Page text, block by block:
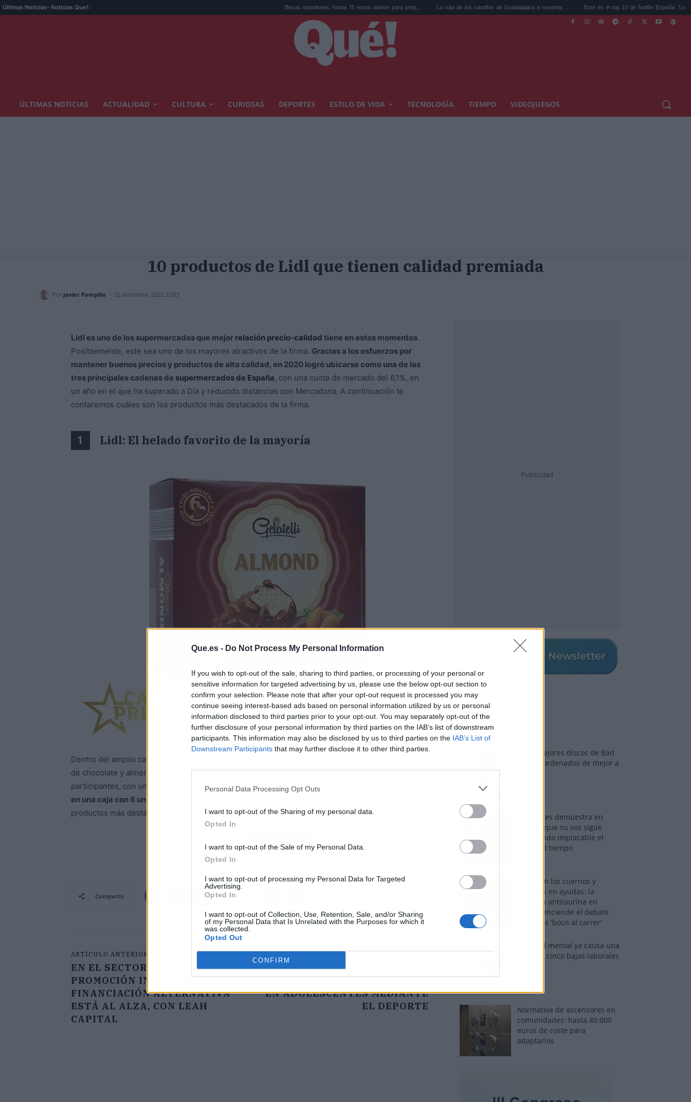
Que.es - Do Not Process My Personal Information
If you wish to opt-out of the sale, sharing to third parties, or processing of your personal or
sensitive information for targeted advertising by us, please use the below opt-out section to
confirm your selection. Please note that after your opt-out request is processed you may
continue seeing interest-based ads based on personal information utilized by us or personal
information disclosed to third parties prior to your opt-out. You may separately opt-out of the
further disclosure of your personal information by third parties on the IAB’s list of downstream
participants. This information may also be disclosed by us to third parties on the IAB’s List of
Downstream Participants that may further disclose it to other third parties.
Personal Data Processing Opt Outs
I want to opt-out of the Sharing of my personal data.
Opted In
I want to opt-out of the Sale of my Personal Data.
Opted In
I want to opt-out of processing my Personal Data for Targeted
Advertising.
Opted In
I want to opt-out of Collection, Use, Retention, Sale, and/or Sharing
of my Personal Data that Is Unrelated with the Purposes for which it
was collected.
Opted Out
CONFIRM
Últimas Noticias- Noticias Que!: Becas opositores: hasta 75 euros diarios para prep... La ruta de los castillos de Guadalajara a noventa ... Este es el top 10 de Netflix España: 'Los creyente...
ÚLTIMAS NOTICIAS ACTUALIDAD CULTURA CURIOSAS DEPORTES ESTILO DE VIDA TECNOLOGÍA TIEMPO VIDEOJUEGOS
10 productos de Lidl que tienen calidad premiada
Por Javier Pompilio - 22 diciembre, 2022 22:03
Lidl es uno de los supermercados que mejor relación precio-calidad tiene en estos momentos.
Posiblemente, este sea uno de los mayores atractivos de la firma. Gracias a los esfuerzos por
mantener buenos precios y productos de alta calidad, en 2020 logró ubicarse como una de las
tres principales cadenas de supermercados de España, con una cuota de mercado del 6,1%, en
un año en el que ha superado a Día y reducido distancias con Mercadona. A continuación te
contaremos cuáles son los productos más destacados de la firma.
1 Lidl: El helado favorito de la mayoría
Dentro del amplio catálogo de Lidl, uno de los productos más reconocidos es el helado de vainilla,
de chocolate y almendras. Se trata del preferido de las mayorías (64,5%) en una cata con 200
participantes, con un nivel de confianza del 99,99%.Es perteneciente a la marca Gelatelli, viene
en una caja con 6 unidades y cuesta 1,99 euros
productos más destacados de la firma.
Atrás Siguiente
Compartir
ARTÍCULO ANTERIOR
EN EL SECTOR DE LA
PROMOCIÓN INMOBILIARIA, LA
FINANCIACIÓN ALTERNATIVA
ESTÁ AL ALZA, CON LEAH
CAPITAL
ITW SPORT AYUDA A
GESTIONAR LA FRUSTRACIÓN
EN ADOLESCENTES MEDIANTE
EL DEPORTE
Publicidad
Los más vistos
Los 7 mejores discos de Bad
Bunny, ordenados de mejor a
Tom Jones demuestra en
Madrid que su voz sigue
desafiando implacable el
paso del tiempo
Fuego en los cuernos y
millones en ayudas: la
rebelión antitaurina en
Alfafar enciende el debate
sobre los 'bous al carrer'
La salud mental ya causa una
de cada cinco bajas laborales
Normativa de ascensores en
comunidades: hasta 40.000
euros de coste para
adaptarlos